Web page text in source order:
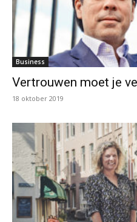
Business
Vertrouwen moet je
18 oktober 2019